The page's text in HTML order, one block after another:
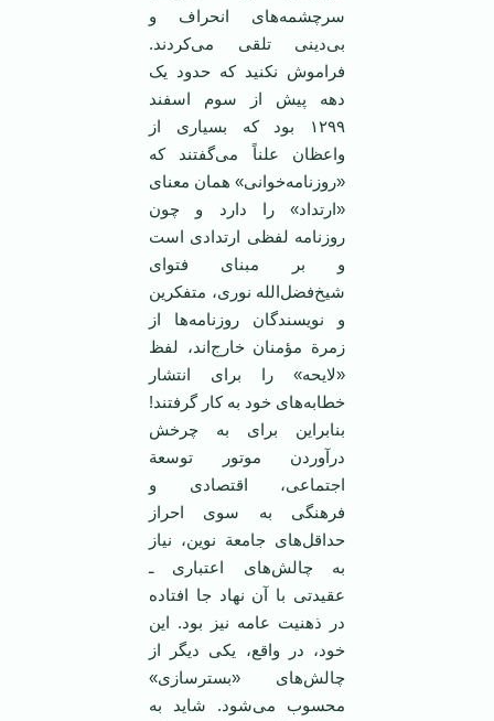
سرچشمه‌های انحراف و
بی‌دینی تلقی می‌کردند.
فراموش نکنید که حدود یک
دهه پیش از سوم اسفند
۱۲۹۹ بود که بسیاری از
واعظان علناً می‌گفتند که
«روزنامه‌خوانی»‌‌ همان معنای
«ارتداد» را دارد و چون
روزنامه لفظی ارتدادی است
و بر مبنای فتوای
شیخ‌فضل‌الله نوری، متفکرین
و نویسندگان روزنامه‌ها از
زمرة مؤمنان خارج‌اند، لفظ
«لایحه» را برای انتشار
خطابه‌های خود به کار گرفتند!
بنابراین برای به چرخش
درآوردن موتور توسعة
اجتماعی، اقتصادی و
فرهنگی به سوی احراز
حداقل‌های جامعة نوین، نیاز
به چالش‌های اعتباری ـ
عقیدتی با آن نهاد جا افتاده
در ذهنیت عامه نیز بود. این
خود، در واقع، یکی دیگر از
چالش‌های «بسترسازی»
محسوب می‌شود. شاید به